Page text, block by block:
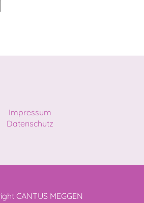
Impressum
Datenschutz
CANTUS MEGGEN